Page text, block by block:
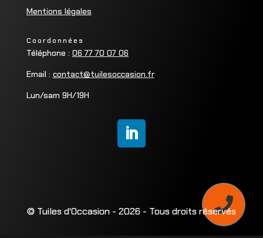
Mentions légales
Coordonnées
Téléphone : 06 77 70 07 06
Email : contact@tuilesoccasion.fr
Lun/sam 9H/19H

© Tuiles d'Occasion - 2026 - Tous droits réservés